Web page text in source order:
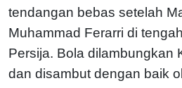
tendangan bebas setelah
Muhammad Ferarri di
Persija. Bola dilambungkan
dan disambut dengan baik